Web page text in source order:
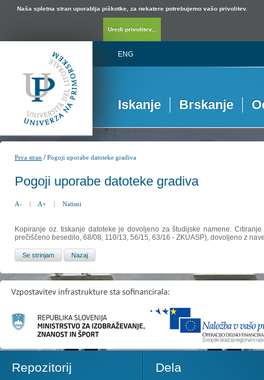
Naša spletna stran uporablja piškotke, za nekatere potrebujemo vašo privolitev.
Uredi privolitev...
ENG
Iskanje Brskanje
Prva stran /Pogoji uporabe datoteke gradiva
Pogoji uporabe datoteke gradiva
A- | A+ | Natisni
Kopiranje oz. tiskanje datoteke je dovoljeno za študijske namene.
prečiščeno besedilo, 68/08, 110/13, 56/15, 63/16 - ZKUASP), dovoljeno z
Repozitorij Dela